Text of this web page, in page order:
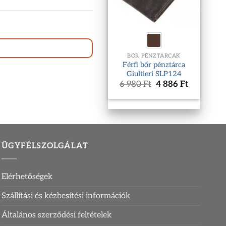
BŐR PÉNZTÁRCÁK
Férfi bőr pénztárca
Giultieri SLP124
6 980Ft Original
was:
6
980 Ft.
4 886 FtCurrent
is:
4
886 Ft.
ÜGYFÉLSZOLGÁLAT
Elérhetőségek
Szállítási és kézbesítési információk
Általános szerződési feltételek